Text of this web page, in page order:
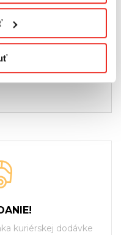
kuriérskej dodávke